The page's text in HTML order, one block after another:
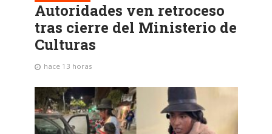
Autoridades ven retroceso
tras cierre del Ministerio de
Culturas
hace 13 horas